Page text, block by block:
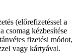
(előrefizetéssel a
csomag kézbesítése
fizetési módot,
vagy kártyával.